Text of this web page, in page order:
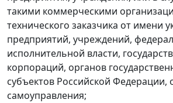
такими коммерческими
технического заказчика от имени
предприятий, учреждений,
исполнительной власти,
корпораций, органов
субъектов Российской Федерации,
самоуправления;